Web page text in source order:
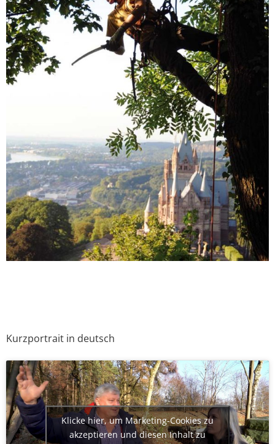
Kurzportrait in deutsch
Klicke hier, um Marketing-Cookies zu
akzeptieren und diesen Inhalt zu